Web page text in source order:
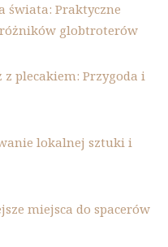
świata: Praktyczne
globtroterów
z plecakiem: Przygoda i
lokalnej sztuki i
miejsca do spacerów